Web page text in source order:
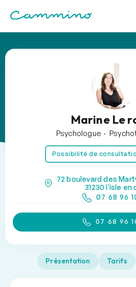
Marine Le
Psychologue ·
Possibilité de
72 boulevard des
31230 l'isle en
07 68 96
07 68 96
Présentation Tarifs